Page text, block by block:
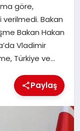
göre,
verilmedi. Bakan
Bakan Hakan
Vladimir
Türkiye ve…
Paylaş